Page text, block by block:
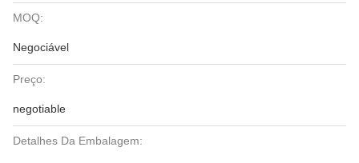
MOQ:
Negociável
Preço:
negotiable
Detalhes Da Embalagem: